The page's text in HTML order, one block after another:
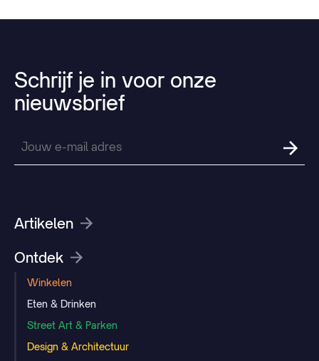
Schrijf je in voor onze
nieuwsbrief
Artikelen
Ontdek
Winkelen
Eten & Drinken
Street Art & Parken
Design & Architectuur